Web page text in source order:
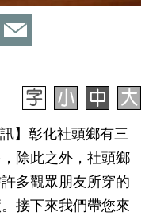
】彰化社頭鄉有三
除此之外，社頭鄉
多觀眾朋友所穿的
接下來我們帶您來